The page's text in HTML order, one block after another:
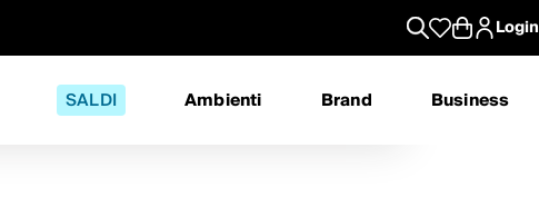
Login
SALDI Ambienti Brand Business